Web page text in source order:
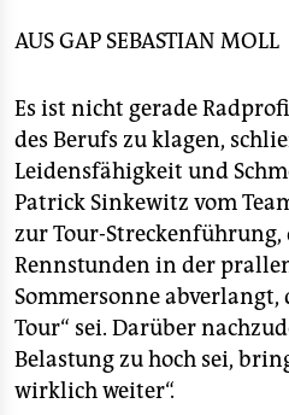
verlag
verlag
veranstaltungen
shop
fragen & hilfe
unterstützen
abo
genossenschaft
AUS GAP SEBASTIAN MOLL
Es ist nicht gerade
des Berufs zu klagen,
Leidensfähigkeit und
Patrick Sinkewitz vom
zur Tour-Streckenführung,
Rennstunden in der
Sommersonne abverlangt,
Tour“ sei. Darüber
Belastung zu hoch sei,
wirklich weiter“.